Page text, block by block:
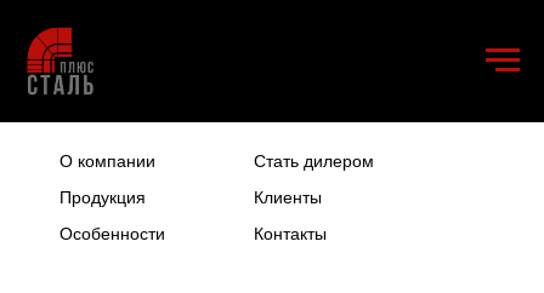
О компании
Продукция
Особенности
Стать дилером
Клиенты
Контакты